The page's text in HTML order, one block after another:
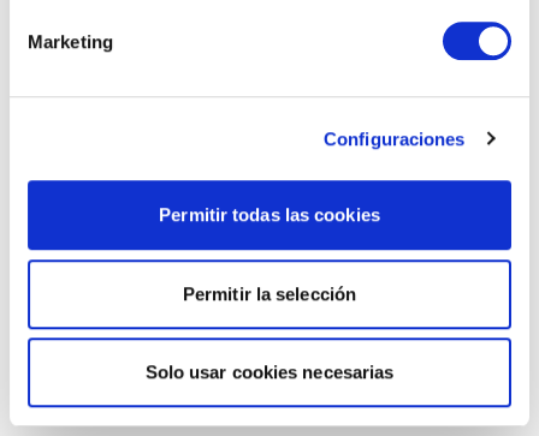
Marketing
Configuraciones
Permitir todas las cookies
Permitir la selección
Solo usar cookies necesarias